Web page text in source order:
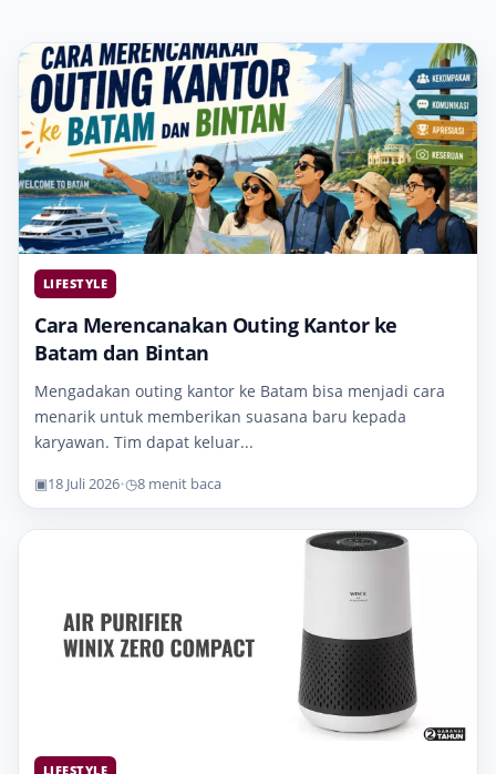
LIFESTYLE
Cara Merencanakan Outing Kantor ke
Batam dan Bintan
Mengadakan outing kantor ke Batam bisa menjadi cara
menarik untuk memberikan suasana baru kepada
karyawan. Tim dapat keluar...
▣18 Juli 2026•◷8 menit baca
LIFESTYLE